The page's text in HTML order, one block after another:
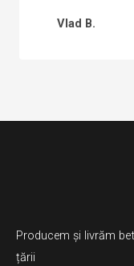
Vlad B.
Producem și livrăm
țării